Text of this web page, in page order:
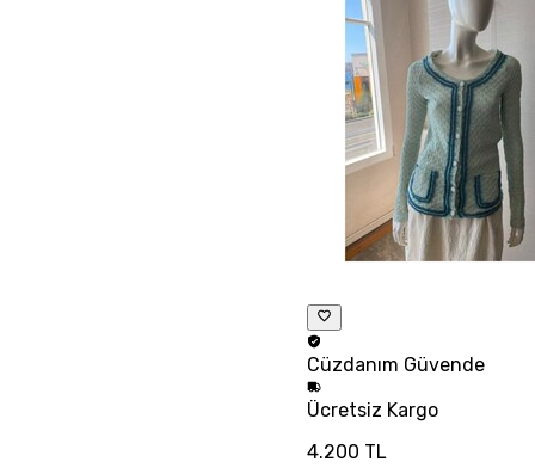
Cüzdanım Güvende
Ücretsiz Kargo
4.200 TL